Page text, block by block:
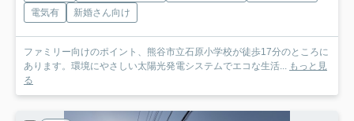
電気有
新婚さん向け
ファミリー向けのポイント、熊谷市立石原小学校が徒歩17分のところに
あります。環境にやさしい太陽光発電システムでエコな生活... もっと見
る